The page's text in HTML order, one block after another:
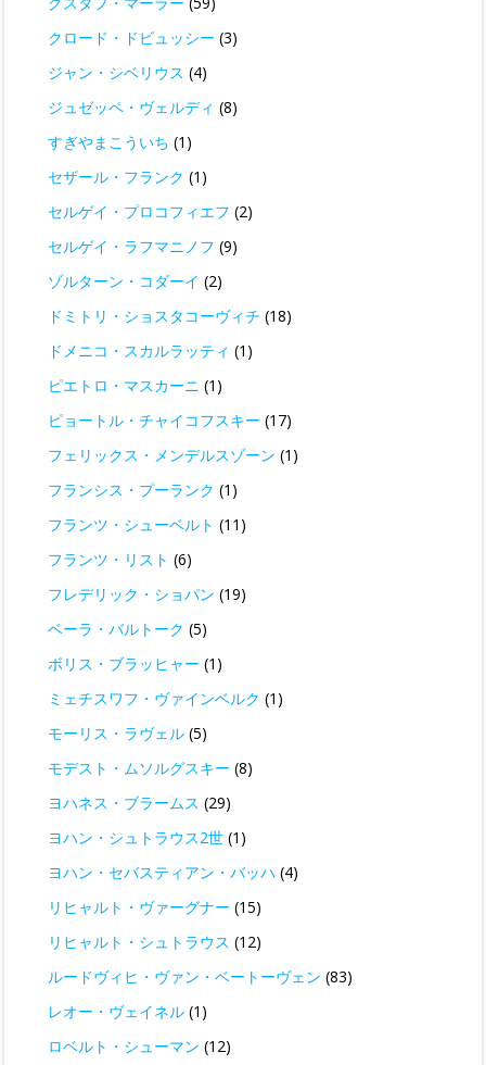
クロード・ドビュッシー (3)
ジャン・シベリウス (4)
ジュゼッペ・ヴェルディ (8)
すぎやまこういち (1)
セザール・フランク (1)
セルゲイ・プロコフィエフ (2)
セルゲイ・ラフマニノフ (9)
ゾルターン・コダーイ (2)
ドミトリ・ショスタコーヴィチ (18)
ドメニコ・スカルラッティ (1)
ピエトロ・マスカーニ (1)
ピョートル・チャイコフスキー (17)
フェリックス・メンデルスゾーン (1)
フランシス・プーランク (1)
フランツ・シューベルト (11)
フランツ・リスト (6)
フレデリック・ショパン (19)
ベーラ・バルトーク (5)
ボリス・ブラッヒャー (1)
ミェチスワフ・ヴァインベルク (1)
モーリス・ラヴェル (5)
モデスト・ムソルグスキー (8)
ヨハネス・ブラームス (29)
ヨハン・シュトラウス2世 (1)
ヨハン・セバスティアン・バッハ (4)
リヒャルト・ヴァーグナー (15)
リヒャルト・シュトラウス (12)
ルードヴィヒ・ヴァン・ベートーヴェン (83)
レオー・ヴェイネル (1)
ロベルト・シューマン (12)